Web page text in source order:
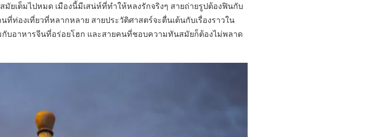
ยเต็มไปหมด เมืองนี้มีเสน่ห์ที่ทำให้หลงรักจริงๆ สายถ่ายรูปต้องฟินกับ
ที่ท่องเที่ยวที่หลากหลาย สายประวัติศาสตร์จะตื่นเต้นกับเรื่องราวใน
บอาหารจีนที่อร่อยโฮก และสายคนที่ชอบความทันสมัยก็ต้องไม่พลาด